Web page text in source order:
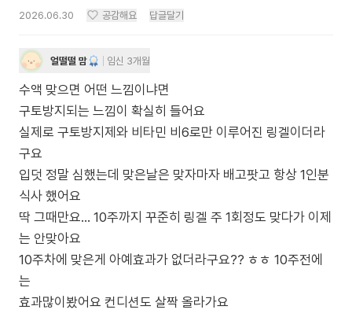
2026.06.30 공감해요 답글달기
얼떨떨 맘 임신 3개월
수액 맞으면 어떤 느낌이냐면
구토방지되는 느낌이 확실히 들어요
실제로 구토방지제와 비타민 비6로만 이루어진 링겔이더라
구요
입덧 정말 심했는데 맞은날은 맞자마자 배고팟고 항상 1인분
식사 했어요
딱 그때만요… 10주까지 꾸준히 링겔 주 1회정도 맞다가 이제
는 안맞아요
10주차에 맞은게 아예효과가 없더라구요?? ㅎㅎ 10주전에
는
효과많이봤어요 컨디션도 살짝 올라가요